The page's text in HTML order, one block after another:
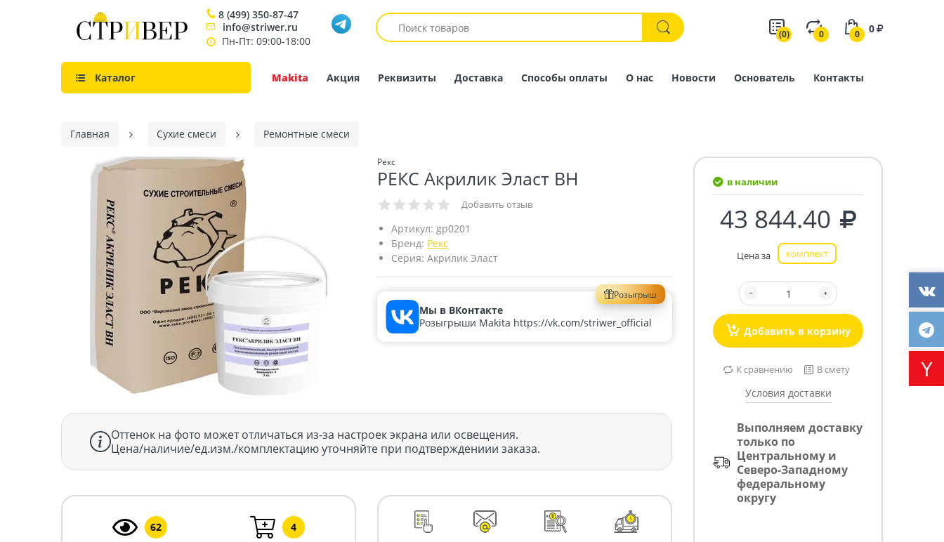
8 (499) 350-87-47
info@striwer.ru
Пн-Пт: 09:00-18:00
(0) 0 0 0
Каталог Makita Акция Реквизиты Доставка Способы оплаты О нас Новости Основатель Контакты
Главная Сухие смеси Ремонтные смеси
Рекс
РЕКС Акрилик Эласт ВН
Добавить отзыв
Артикул: gp0201
Бренд: Рекс
Серия: Акрилик Эласт
Розыгрыш
Мы в ВКонтакте
Розыгрыши Makita https://vk.com/striwer_official
Оттенок на фото может отличаться из-за настроек экрана или освещения.
Цена/наличие/ед.изм./комплектацию уточняйте при подтверждениии заказа.
62 4
в наличии
43 844.40
Цена за комплект
Добавить в корзину
К сравнению В смету
Условия доставки
Выполняем доставку
только по
Центральному и
Северо-Западному
федеральному
округу